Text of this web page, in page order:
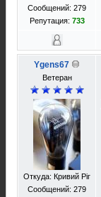
Сообщений: 279
Репутация: 733
Ygens67
Ветеран
Откуда: Кривий Ріг
Сообщений: 279